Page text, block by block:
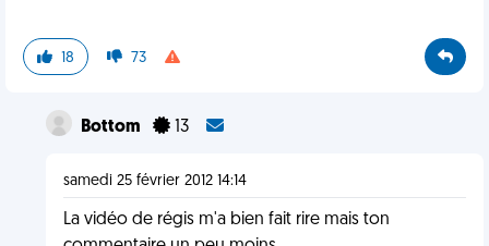
18 73
Bottom 13
samedi 25 février 2012 14:14
La vidéo de régis m'a bien fait rire mais ton